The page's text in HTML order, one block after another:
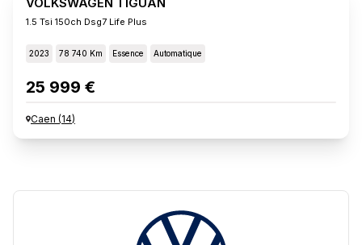
1.5 Tsi 150ch Dsg7 Life Plus
2023 78 740 Km Essence Automatique
25 999 €
Caen (14)